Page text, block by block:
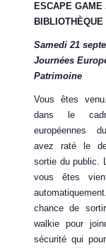
ESCAPE GAME
Samedi 21
Journées
Patrimoine
Vous êtes
dans le
européennes
avez raté le
sortie du public.
vous êtes
chance de
walkie pour
sécurité qui